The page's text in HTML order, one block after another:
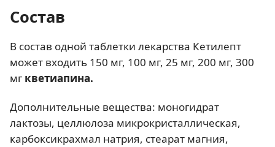
Состав
В состав одной таблетки лекарства Кетилепт
может входить 150 мг, 100 мг, 25 мг, 200 мг, 300
мг кветиапина.
Дополнительные вещества: моногидрат
лактозы, целлюлоза микрокристаллическая,
карбоксикрахмал натрия, стеарат магния,